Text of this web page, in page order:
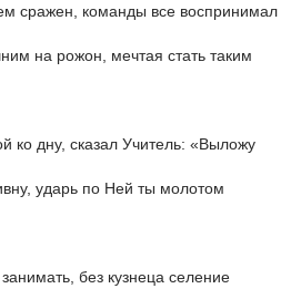
сражен, команды все воспринимал
на рожон, мечтая стать таким
ко дну, сказал Учитель: «Выложу
ударь по Ней ты молотом
без кузнеца селение